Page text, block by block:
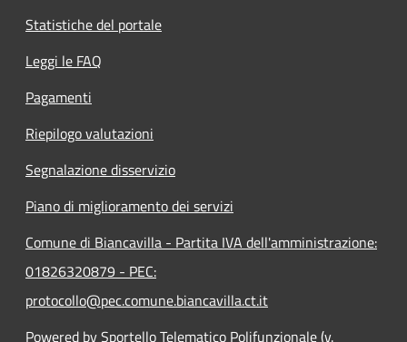
Statistiche del portale
Leggi le FAQ
Pagamenti
Riepilogo valutazioni
Segnalazione disservizio
Piano di miglioramento dei servizi
Comune di Biancavilla - Partita IVA dell'amministrazione:
01826320879 - PEC:
protocollo@pec.comune.biancavilla.ct.it
Powered by Sportello Telematico Polifunzionale (v.